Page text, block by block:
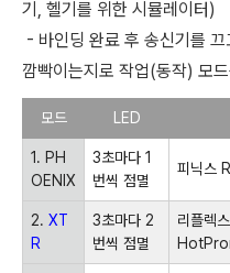
기, 헬기를 위한 시뮬레이터)
- 바인딩 완료 후 송신기를
깜빡이는지로 작업(동작) 모
모드 LED
1. PH
OENIX
3초마다 1
번씩 점멸
피닉스
2. XT
R
3초마다 2
번씩 점멸
리플렉스